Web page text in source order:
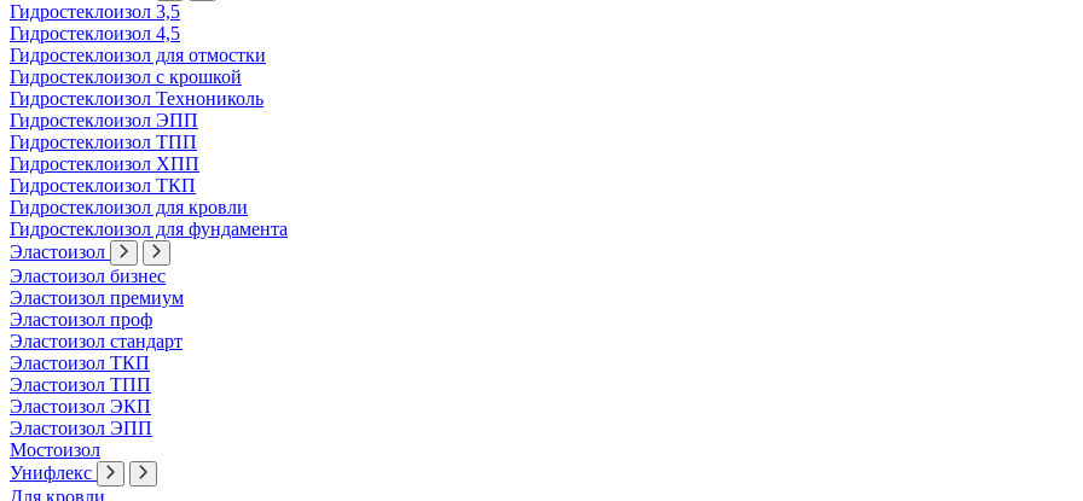
Гидростеклоизол 3,5
Гидростеклоизол 4,5
Гидростеклоизол для отмостки
Гидростеклоизол с крошкой
Гидростеклоизол Технониколь
Гидростеклоизол ЭПП
Гидростеклоизол ТПП
Гидростеклоизол ХПП
Гидростеклоизол ТКП
Гидростеклоизол для кровли
Гидростеклоизол для фундамента
Эластоизол
Эластоизол бизнес
Эластоизол премиум
Эластоизол проф
Эластоизол стандарт
Эластоизол ТКП
Эластоизол ТПП
Эластоизол ЭКП
Эластоизол ЭПП
Мостоизол
Унифлекс
Для кровли